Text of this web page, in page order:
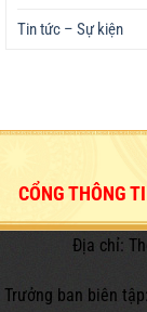
Tin tức – Sự kiện
CỔNG THÔNG
Địa chỉ:
Trưởng ban biên